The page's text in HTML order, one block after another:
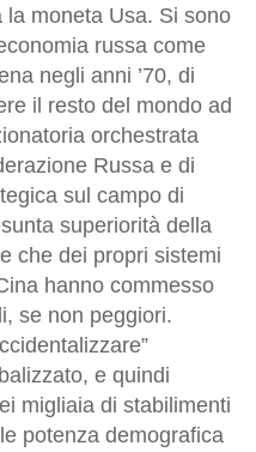
moneta Usa. Si sono
russa come
negli anni ’70, di
il resto del mondo ad
orchestrata
Russa e di
sul campo di
superiorità della
che dei propri sistemi
hanno commesso
se non peggiori.
e quindi
migliaia di stabilimenti
potenza demografica